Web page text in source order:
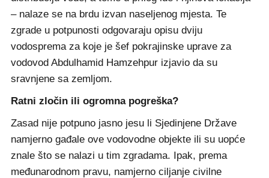
– nalaze se na brdu izvan naseljenog mjesta. Te
zgrade u potpunosti odgovaraju opisu dviju
vodosprema za koje je šef pokrajinske uprave za
vodovod Abdulhamid Hamzehpur izjavio da su
sravnjene sa zemljom.
Ratni zločin ili ogromna pogreška?
Zasad nije potpuno jasno jesu li Sjedinjene Države
namjerno gađale ove vodovodne objekte ili su uopće
znale što se nalazi u tim zgradama. Ipak, prema
međunarodnom pravu, namjerno ciljanje civilne